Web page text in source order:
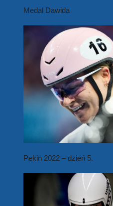
Medal Dawida
Pekin 2022 – dzień 5.